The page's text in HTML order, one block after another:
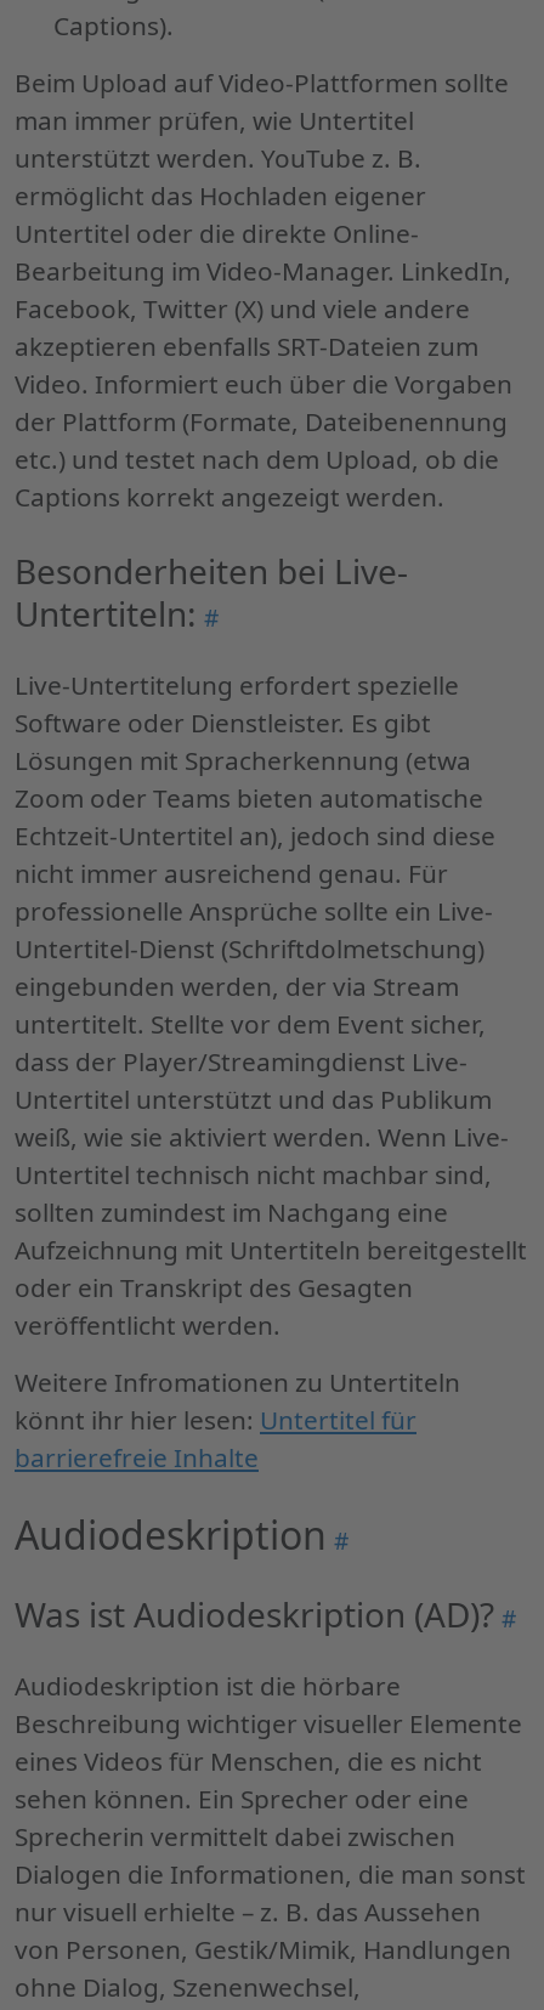
Captions).
Beim Upload auf Video-Plattformen sollte
man immer prüfen, wie Untertitel
unterstützt werden. YouTube z. B.
ermöglicht das Hochladen eigener
Untertitel oder die direkte Online-
Bearbeitung im Video-Manager. LinkedIn,
Facebook, Twitter (X) und viele andere
akzeptieren ebenfalls SRT-Dateien zum
Video. Informiert euch über die Vorgaben
der Plattform (Formate, Dateibenennung
etc.) und testet nach dem Upload, ob die
Captions korrekt angezeigt werden.
Besonderheiten bei Live-
Untertiteln: Permalink
bei
Live-
Untertiteln:"
#
Live-Untertitelung erfordert spezielle
Software oder Dienstleister. Es gibt
Lösungen mit Spracherkennung (etwa
Zoom oder Teams bieten automatische
Echtzeit-Untertitel an), jedoch sind diese
nicht immer ausreichend genau. Für
professionelle Ansprüche sollte ein Live-
Untertitel-Dienst (Schriftdolmetschung)
eingebunden werden, der via Stream
untertitelt. Stellte vor dem Event sicher,
dass der Player/Streamingdienst Live-
Untertitel unterstützt und das Publikum
weiß, wie sie aktiviert werden. Wenn Live-
Untertitel technisch nicht machbar sind,
sollten zumindest im Nachgang eine
Aufzeichnung mit Untertiteln bereitgestellt
oder ein Transkript des Gesagten
veröffentlicht werden.
Weitere Infromationen zu Untertiteln
könnt ihr hier lesen: Untertitel für
barrierefreie Inhalte
Audiodeskription Permalink
"Audiodeskription"
#
Was ist Audiodeskription (AD)? #
Audiodeskription ist die hörbare
Beschreibung wichtiger visueller Elemente
eines Videos für Menschen, die es nicht
sehen können. Ein Sprecher oder eine
Sprecherin vermittelt dabei zwischen
Dialogen die Informationen, die man sonst
nur visuell erhielte – z. B. das Aussehen
von Personen, Gestik/Mimik, Handlungen
ohne Dialog, Szenenwechsel,